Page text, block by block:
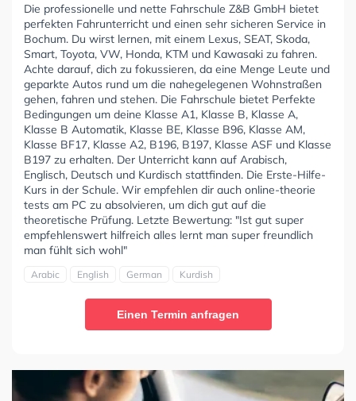
Die professionelle und nette Fahrschule Z&B GmbH bietet
perfekten Fahrunterricht und einen sehr sicheren Service in
Bochum. Du wirst lernen, mit einem Lexus, SEAT, Skoda,
Smart, Toyota, VW, Honda, KTM und Kawasaki zu fahren.
Achte darauf, dich zu fokussieren, da eine Menge Leute und
geparkte Autos rund um die nahegelegenen Wohnstraßen
gehen, fahren und stehen. Die Fahrschule bietet Perfekte
Bedingungen um deine Klasse A1, Klasse B, Klasse A,
Klasse B Automatik, Klasse BE, Klasse B96, Klasse AM,
Klasse BF17, Klasse A2, B196, B197, Klasse ASF und Klasse
B197 zu erhalten. Der Unterricht kann auf Arabisch,
Englisch, Deutsch und Kurdisch stattfinden. Die Erste-Hilfe-
Kurs in der Schule. Wir empfehlen dir auch online-theorie
tests am PC zu absolvieren, um dich gut auf die
theoretische Prüfung. Letzte Bewertung: "Ist gut super
empfehlenswert hilfreich alles lernt man super freundlich
man fühlt sich wohl"
Arabic English German Kurdish
Einen Termin anfragen